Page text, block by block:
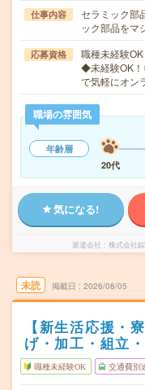
仕事内容
セラミック部
ック部品をマ
応募資格
職種未経験
◆未経験OK！
で気軽にオン
職場の雰囲気
年齢層
20代
気になる!
派遣会社 株式会社
未読 掲載日 2026/08/05
【新生活応援・
げ・加工・組立
職種未経験OK 交通費別